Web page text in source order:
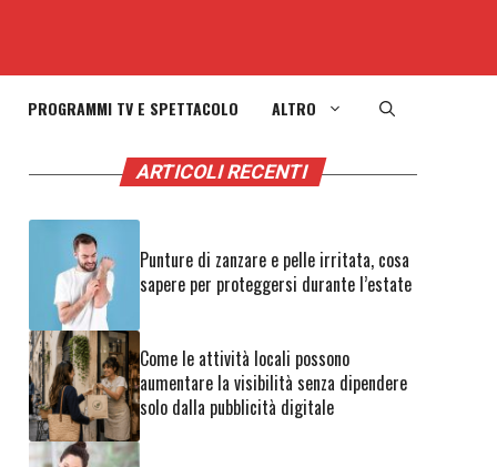
PROGRAMMI TV E SPETTACOLO ALTRO
ARTICOLI RECENTI
Punture di zanzare e pelle irritata, cosa
sapere per proteggersi durante l’estate
Come le attività locali possono
aumentare la visibilità senza dipendere
solo dalla pubblicità digitale